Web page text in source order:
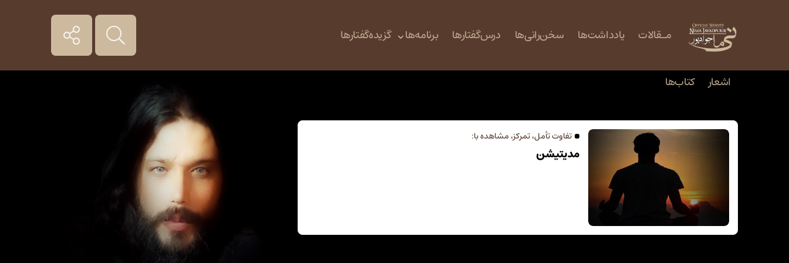
مـقالات یادداشت‌ها ‌سخن‌رانی‌ها درس‌گفتارها برنامه‌ها گزیده‌گفتارها
اشعار کتاب‌ها
تفاوت تأمل، تمرکز، مشاهده با:
مدیتیشن